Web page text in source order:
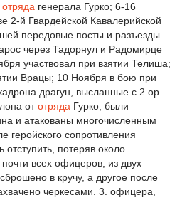
отряда генерала Гурко; 6-16
2-й Гвардейской Кавалерийской
передовые посты и разъезды
через Тадорнул и Радомирце
участвовал при взятии Телиша;
Врацы; 10 Ноября в бою при
драгун, высланные с 2 ор.
ототряда Гурко, были
и атакованы многочисленным
геройского сопротивления
потеряв около
всех офицеров; из двух
в кручу, а другое после
черкесами. 3. офицера,